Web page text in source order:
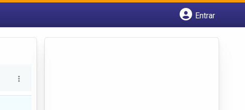
Entrar